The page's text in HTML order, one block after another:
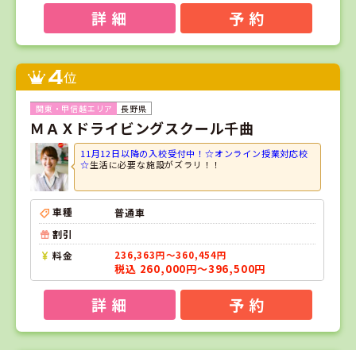
詳 細 予 約
4位
長野県
ＭＡＸドライビングスクール千曲
11月12日以降の入校受付中！☆オンライン授業対応校
☆生活に必要な施設がズラリ！！
車種
普通車
割引
料金
236,363円～360,454円
税込 260,000円～396,500円
詳 細 予 約